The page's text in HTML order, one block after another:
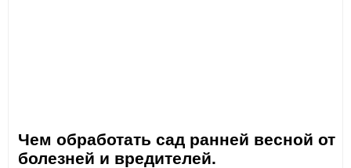
Чем обработать сад ранней весной от
болезней и вредителей.